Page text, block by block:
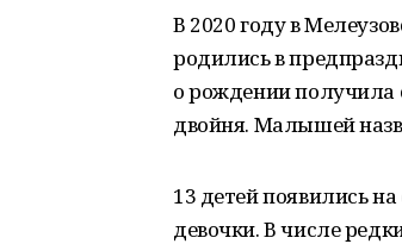
В 2020 году в
родились в
о рождении получила
двойня. Малышей
13 детей появились
девочки. В числе